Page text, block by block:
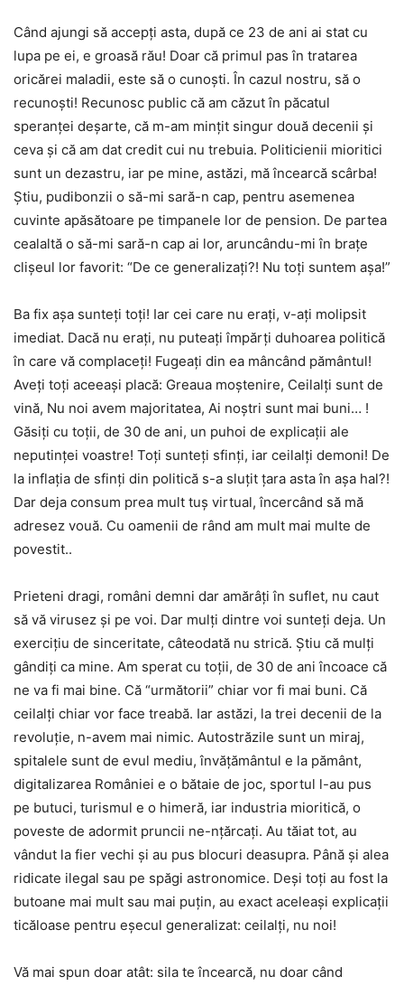
Când ajungi să accepți asta, după ce 23 de ani ai stat cu
lupa pe ei, e groasă rău! Doar că primul pas în tratarea
oricărei maladii, este să o cunoști. În cazul nostru, să o
recunoști! Recunosc public că am căzut în păcatul
speranței deșarte, că m-am mințit singur două decenii și
ceva și că am dat credit cui nu trebuia. Politicienii mioritici
sunt un dezastru, iar pe mine, astăzi, mă încearcă scârba!
Știu, pudibonzii o să-mi sară-n cap, pentru asemenea
cuvinte apăsătoare pe timpanele lor de pension. De partea
cealaltă o să-mi sară-n cap ai lor, aruncându-mi în brațe
clișeul lor favorit: “De ce generalizați?! Nu toți suntem așa!”
Ba fix așa sunteți toți! Iar cei care nu erați, v-ați molipsit
imediat. Dacă nu erați, nu puteați împărți duhoarea politică
în care vă complaceți! Fugeați din ea mâncând pământul!
Aveți toți aceeași placă: Greaua moștenire, Ceilalți sunt de
vină, Nu noi avem majoritatea, Ai noștri sunt mai buni… !
Găsiți cu toții, de 30 de ani, un puhoi de explicații ale
neputinței voastre! Toți sunteți sfinți, iar ceilalți demoni! De
la inflația de sfinți din politică s-a sluțit țara asta în așa hal?!
Dar deja consum prea mult tuș virtual, încercând să mă
adresez vouă. Cu oamenii de rând am mult mai multe de
povestit..
Prieteni dragi, români demni dar amărâți în suflet, nu caut
să vă virusez și pe voi. Dar mulți dintre voi sunteți deja. Un
exercițiu de sinceritate, câteodată nu strică. Știu că mulți
gândiți ca mine. Am sperat cu toții, de 30 de ani încoace că
ne va fi mai bine. Că “următorii” chiar vor fi mai buni. Că
ceilalți chiar vor face treabă. Iar astăzi, la trei decenii de la
revoluție, n-avem mai nimic. Autostrăzile sunt un miraj,
spitalele sunt de evul mediu, învățământul e la pământ,
digitalizarea României e o bătaie de joc, sportul l-au pus
pe butuci, turismul e o himeră, iar industria mioritică, o
poveste de adormit pruncii ne-nțărcați. Au tăiat tot, au
vândut la fier vechi și au pus blocuri deasupra. Până și alea
ridicate ilegal sau pe spăgi astronomice. Deși toți au fost la
butoane mai mult sau mai puțin, au exact aceleași explicații
ticăloase pentru eșecul generalizat: ceilalți, nu noi!
Vă mai spun doar atât: sila te încearcă, nu doar când